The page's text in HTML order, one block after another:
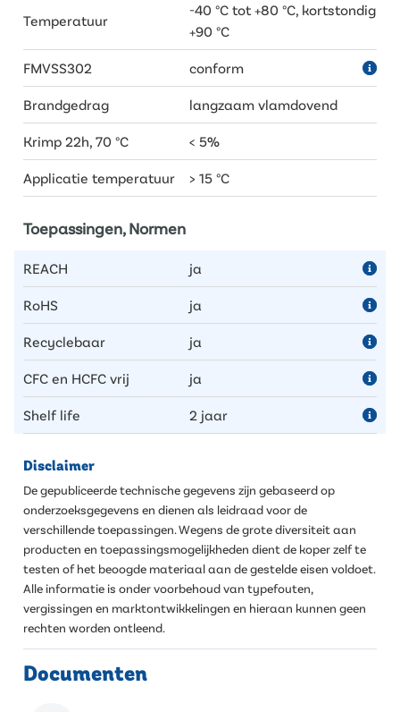
Temperatuur
-40 °C tot +80 °C, kortstondig
+90 °C
FMVSS302 conform
Brandgedrag langzaam vlamdovend
Krimp 22h, 70 °C < 5%
Applicatie temperatuur > 15 °C
Toepassingen, Normen
REACH ja
RoHS ja
Recyclebaar ja
CFC en HCFC vrij ja
Shelf life 2 jaar
Disclaimer
De gepubliceerde technische gegevens zijn gebaseerd op
onderzoeksgegevens en dienen als leidraad voor de
verschillende toepassingen. Wegens de grote diversiteit aan
producten en toepassingsmogelijkheden dient de koper zelf te
testen of het beoogde materiaal aan de gestelde eisen voldoet.
Alle informatie is onder voorbehoud van typefouten,
vergissingen en marktontwikkelingen en hieraan kunnen geen
rechten worden ontleend.
Documenten